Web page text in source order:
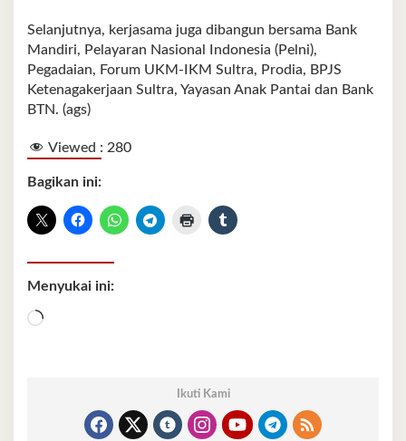
Selanjutnya, kerjasama juga dibangun bersama Bank
Mandiri, Pelayaran Nasional Indonesia (Pelni),
Pegadaian, Forum UKM-IKM Sultra, Prodia, BPJS
Ketenagakerjaan Sultra, Yayasan Anak Pantai dan Bank
BTN. (ags)
Viewed : 280
Bagikan ini:
Menyukai ini:
Memuat...
Ikuti Kami